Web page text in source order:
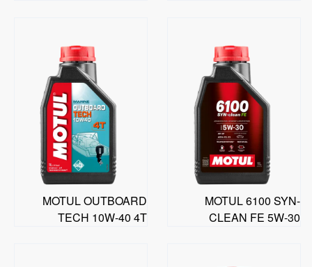
MOTUL 6100 SYN-
CLEAN FE 5W-30
MOTUL OUTBOARD
TECH 10W-40 4T